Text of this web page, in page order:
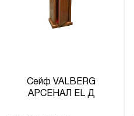
Сейф VALBERG
АРСЕНАЛ EL Д